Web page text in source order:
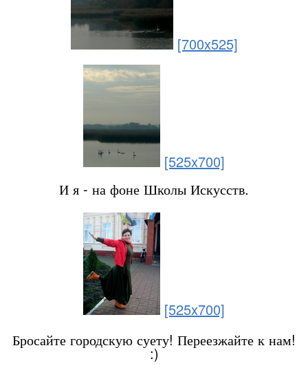
[700x525]
[525x700]
И я - на фоне Школы Искусств.
[525x700]
Бросайте городскую суету! Переезжайте к нам!
:)